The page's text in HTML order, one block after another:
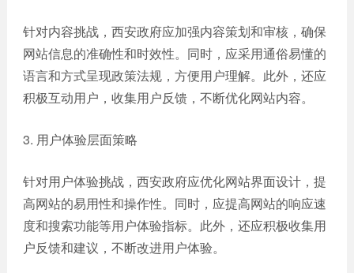
针对内容挑战，西安政府应加强内容策划和审核，确保
网站信息的准确性和时效性。同时，应采用通俗易懂的
语言和方式呈现政策法规，方便用户理解。此外，还应
积极互动用户，收集用户反馈，不断优化网站内容。
3. 用户体验层面策略
针对用户体验挑战，西安政府应优化网站界面设计，提
高网站的易用性和操作性。同时，应提高网站的响应速
度和搜索功能等用户体验指标。此外，还应积极收集用
户反馈和建议，不断改进用户体验。